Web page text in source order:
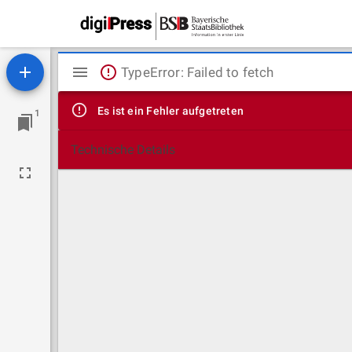
1
Mirador
Viewer
TypeError: Failed to fetch
Es ist ein Fehler aufgetreten
Technische Details